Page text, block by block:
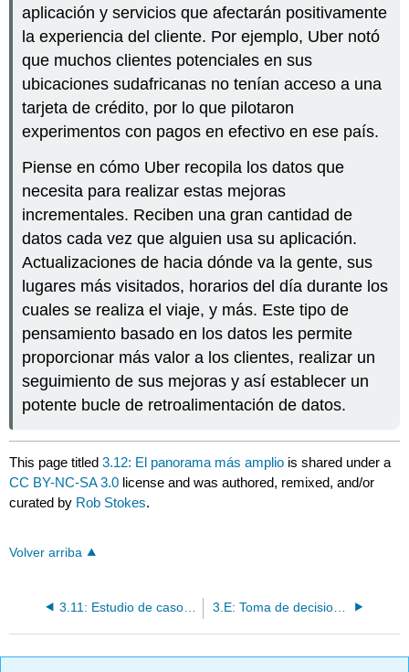
aplicación y servicios que afectarán positivamente
la experiencia del cliente. Por ejemplo, Uber notó
que muchos clientes potenciales en sus
ubicaciones sudafricanas no tenían acceso a una
tarjeta de crédito, por lo que pilotaron
experimentos con pagos en efectivo en ese país.
Piense en cómo Uber recopila los datos que
necesita para realizar estas mejoras
incrementales. Reciben una gran cantidad de
datos cada vez que alguien usa su aplicación.
Actualizaciones de hacia dónde va la gente, sus
lugares más visitados, horarios del día durante los
cuales se realiza el viaje, y más. Este tipo de
pensamiento basado en los datos les permite
proporcionar más valor a los clientes, realizar un
seguimiento de sus mejoras y así establecer un
potente bucle de retroalimentación de datos.
This page titled3.12: El panorama más amplio is shared under a
CC BY-NC-SA 3.0 license and was authored, remixed, and/or
curated by Rob Stokes.
Volver arriba
3.11: Estudio de caso - Royal Canin Russia 3.E: Toma de decisiones basada en datos (Ejercicios)